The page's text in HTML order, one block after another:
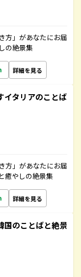
方」があなたにお届
の絶景集
詳細を見る
イタリアのことば
方」があなたにお届
癒やしの絶景集
詳細を見る
国のことばと絶景